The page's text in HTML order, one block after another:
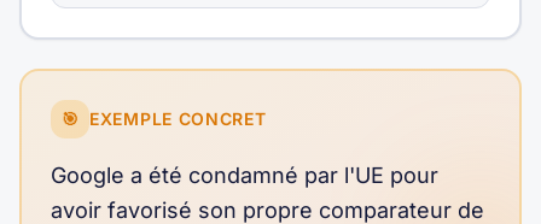
🎯 EXEMPLE CONCRET
Google a été condamné par l'UE pour
avoir favorisé son propre comparateur de